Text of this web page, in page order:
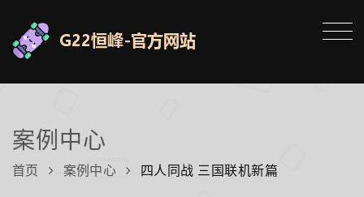
案例中心
首页 案例中心 四人同战 三国联机新篇